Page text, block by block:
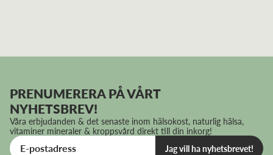
PRENUMERERA PÅ VÅRT
NYHETSBREV!
Våra erbjudanden & det senaste inom hälsokost, naturlig hälsa,
vitaminer mineraler & kroppsvård direkt till din inkorg!
Jag vill ha nyhetsbrevet!